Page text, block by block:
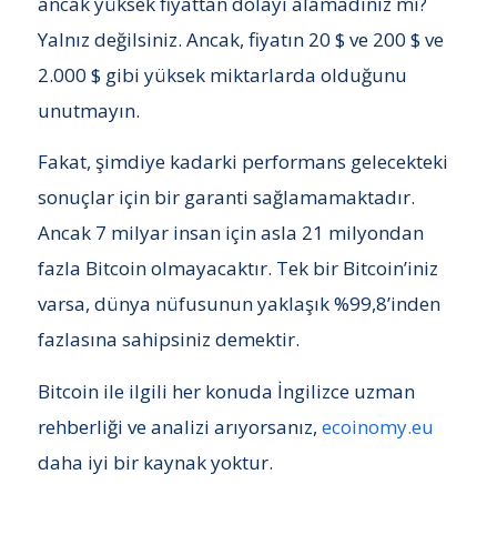
Yalnız değilsiniz. Ancak, fiyatın 20 $ ve 200 $ ve
2.000 $ gibi yüksek miktarlarda olduğunu
unutmayın.
Fakat, şimdiye kadarki performans gelecekteki
sonuçlar için bir garanti sağlamamaktadır.
Ancak 7 milyar insan için asla 21 milyondan
fazla Bitcoin olmayacaktır. Tek bir Bitcoin’iniz
varsa, dünya nüfusunun yaklaşık %99,8’inden
fazlasına sahipsiniz demektir.
Bitcoin ile ilgili her konuda İngilizce uzman
rehberliği ve analizi arıyorsanız, ecoinomy.eu
daha iyi bir kaynak yoktur.